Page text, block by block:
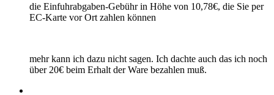
die Einfuhrabgaben-Gebühr in Höhe von 10,78€, die Sie per
EC-Karte vor Ort zahlen können
mehr kann ich dazu nicht sagen. Ich dachte auch das ich noch
über 20€ beim Erhalt der Ware bezahlen muß.